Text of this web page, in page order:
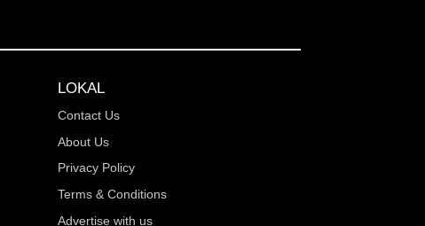
LOKAL
Contact Us
About Us
Privacy Policy
Terms & Conditions
Advertise with us